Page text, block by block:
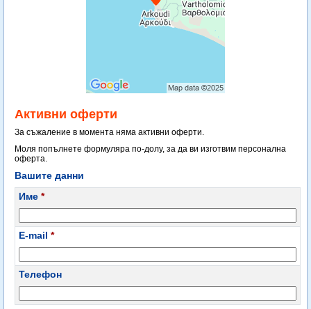
Активни оферти
За съжаление в момента няма активни оферти.
Моля попълнете формуляра по-долу, за да ви изготвим персонална
оферта.
Вашите данни
Име *
E-mail *
Телефон